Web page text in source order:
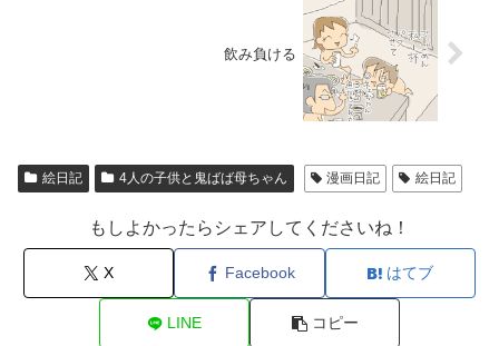
飲み負ける
絵日記 4人の子供と鬼ばば母ちゃん 漫画日記 絵日記
もしよかったらシェアしてくださいね！
X Facebook はてブ
LINE コピー